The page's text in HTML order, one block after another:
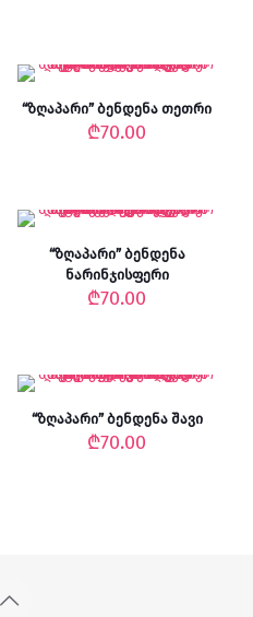
“ზღაპარი” ბენდენა თეთრი
₾70.00
“ზღაპარი” ბენდენა
ნარინჯისფერი
₾70.00
“ზღაპარი” ბენდენა შავი
₾70.00